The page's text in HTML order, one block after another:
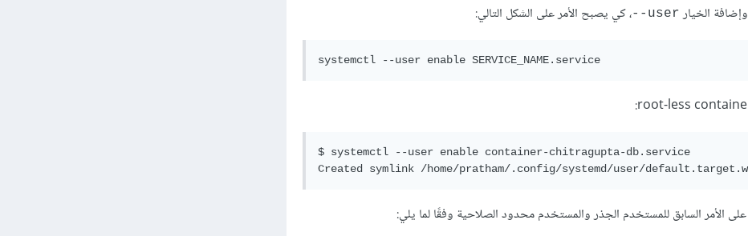
وإضافة الخيار user-- ، كي يصبح الأمر على الشكل التالي:
$ systemctl --user enable container-chitragupta-db.service
على الأمر السابق للمستخدم الجذر والمستخدم محدود الصلاحية وفقًا لما يلي: